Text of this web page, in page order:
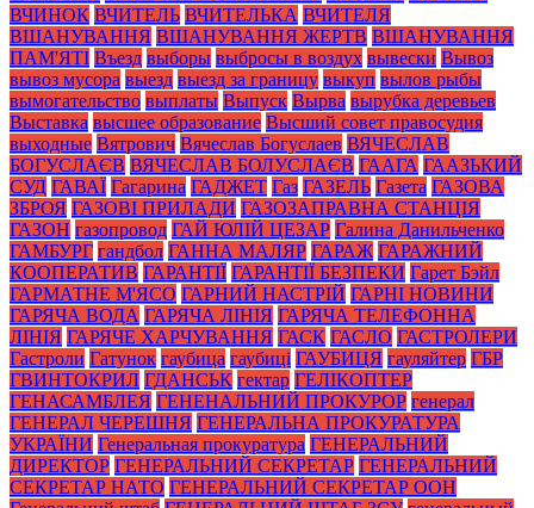
ВЧИНОК ВЧИТЕЛЬ ВЧИТЕЛЬКА ВЧИТЕЛЯ
ВШАНУВАННЯ ВШАНУВАННЯ ЖЕРТВ ВШАНУВАННЯ
ПАМ'ЯТІ Въезд выборы выбросы в воздух вывески Вывоз
вывоз мусора выезд выезд за границу выкуп вылов рыбы
вымогательство выплаты Выпуск Вырва вырубка деревьев
Выставка высшее образование Высший совет правосудия
выходные Вятрович Вячеслав Богуслаев ВЯЧЕСЛАВ
БОГУСЛАЄВ ВЯЧЕСЛАВ БОЛУСЛАЄВ ГААГА ГААЗЬКИЙ
СУД ГАВАЇ Гагарина ГАДЖЕТ Газ ГАЗЕЛЬ Газета ГАЗОВА
ЗБРОЯ ГАЗОВІ ПРИЛАДИ ГАЗОЗАПРАВНА СТАНЦІЯ
ГАЗОН газопровод ГАЙ ЮЛІЙ ЦЕЗАР Галина Данильченко
ГАМБУРГ гандбол ГАННА МАЛЯР ГАРАЖ ГАРАЖНИЙ
КООПЕРАТИВ ГАРАНТІЇ ГАРАНТІЇ БЕЗПЕКИ Гарет Бэйл
ГАРМАТНЕ М'ЯСО ГАРНИЙ НАСТРІЙ ГАРНІ НОВИНИ
ГАРЯЧА ВОДА ГАРЯЧА ЛІНІЯ ГАРЯЧА ТЕЛЕФОННА
ЛІНІЯ ГАРЯЧЕ ХАРЧУВАННЯ ГАСК ГАСЛО ГАСТРОЛЕРИ
Гастроли Гатунок гаубица гаубиці ГАУБИЦЯ гауляйтер ГБР
ГВИНТОКРИЛ ГДАНСЬК гектар ГЕЛІКОПТЕР
ГЕНАСАМБЛЕЯ ГЕНЕНАЛЬНИЙ ПРОКУРОР генерал
ГЕНЕРАЛ ЧЕРЕШНЯ ГЕНЕРАЛЬНА ПРОКУРАТУРА
УКРАЇНИ Генеральная прокуратура ГЕНЕРАЛЬНИЙ
ДИРЕКТОР ГЕНЕРАЛЬНИЙ СЕКРЕТАР ГЕНЕРАЛЬНИЙ
СЕКРЕТАР НАТО ГЕНЕРАЛЬНИЙ СЕКРЕТАР ООН